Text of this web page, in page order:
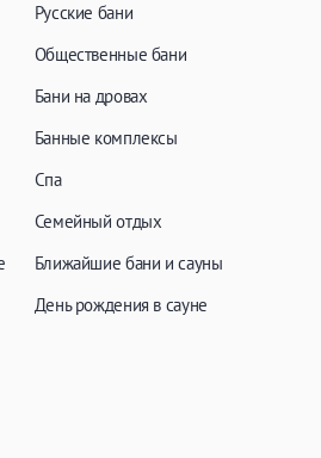
Русские бани
Общественные бани
Бани на дровах
Банные комплексы
Спа
Семейный отдых
Ближайшие бани и сауны
День рождения в сауне